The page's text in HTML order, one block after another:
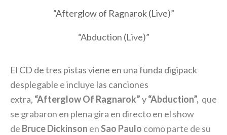
“Afterglow of Ragnarok (Live)”
“Abduction (Live)”
El CD de tres pistas viene en una funda digipack
desplegable e incluye las canciones
extra, “Afterglow Of Ragnarok”y“Abduction”, que
se grabaron en plena gira en directo en el show
de Bruce Dickinson enSao Paulo como parte de su